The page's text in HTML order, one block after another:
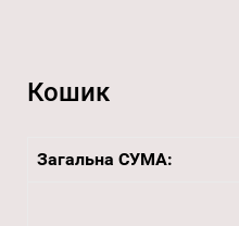
Кошик
Загальна СУМА: